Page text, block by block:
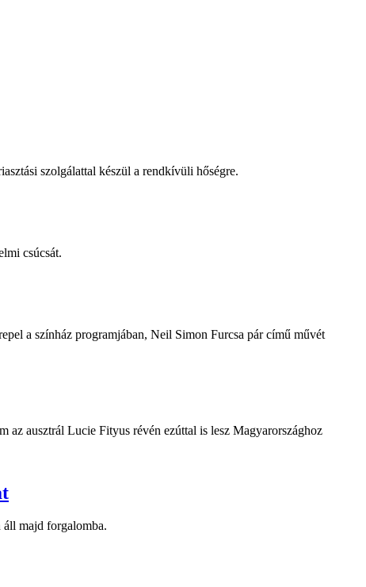
szolgálattal készül a rendkívüli hőségre.
csúcsát.
a színház programjában, Neil Simon Furcsa pár című művét
az ausztrál Lucie Fityus révén ezúttal is lesz Magyarországhoz
majd forgalomba.